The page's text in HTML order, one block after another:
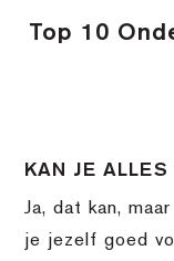
Top 10
KAN JE
Ja, dat kan,
je jezelf goed